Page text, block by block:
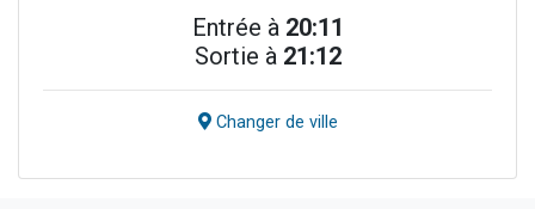
Entrée à 20:11
Sortie à 21:12
Changer de ville